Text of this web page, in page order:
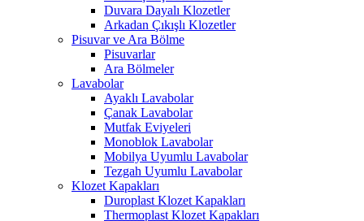
Duvara Dayalı Klozetler
Arkadan Çıkışlı Klozetler
Pisuvar ve Ara Bölme
Pisuvarlar
Ara Bölmeler
Lavabolar
Ayaklı Lavabolar
Çanak Lavabolar
Mutfak Eviyeleri
Monoblok Lavabolar
Mobilya Uyumlu Lavabolar
Tezgah Uyumlu Lavabolar
Klozet Kapakları
Duroplast Klozet Kapakları
Thermoplast Klozet Kapakları